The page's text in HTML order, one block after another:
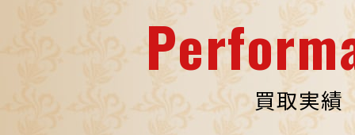
買取実績